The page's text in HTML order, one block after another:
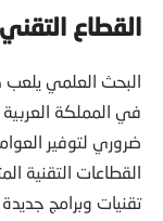
القطاع
البحث العلمي يلعب
في المملكة
ضروري لتوفير
القطاعات التقنية
تقنيات وبرامج